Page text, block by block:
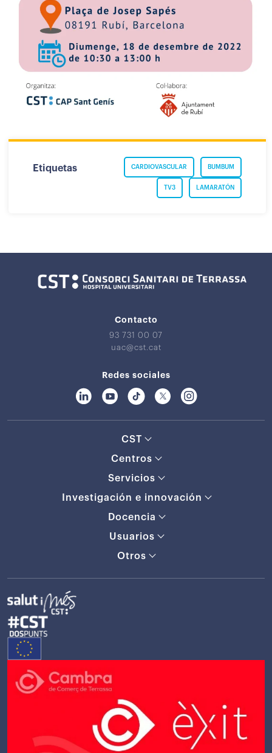
Etiquetas BUMBUM
CARDIOVASCULAR
LAMARATÓN
TV3
Contacto
93 731 00 07
uac@cst.cat
Redes sociales
CST
Centros
Servicios
Investigación e innovación
Docencia
Usuarios
Otros